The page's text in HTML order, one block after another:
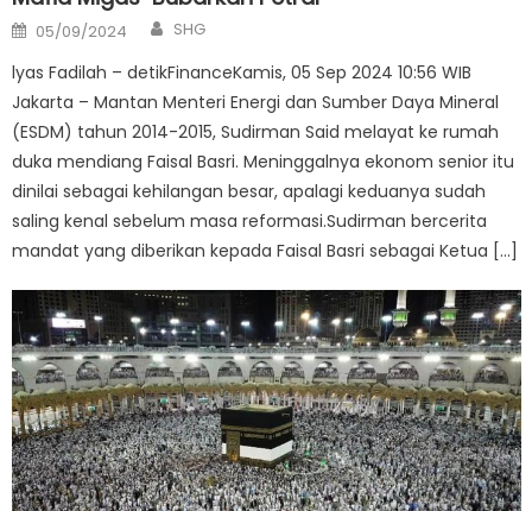
Posted
on
05/09/2024 Author
SHG
lyas Fadilah – detikFinanceKamis, 05 Sep 2024 10:56 WIB
Jakarta – Mantan Menteri Energi dan Sumber Daya Mineral
(ESDM) tahun 2014-2015, Sudirman Said melayat ke rumah
duka mendiang Faisal Basri. Meninggalnya ekonom senior itu
dinilai sebagai kehilangan besar, apalagi keduanya sudah
saling kenal sebelum masa reformasi.Sudirman bercerita
mandat yang diberikan kepada Faisal Basri sebagai Ketua […]